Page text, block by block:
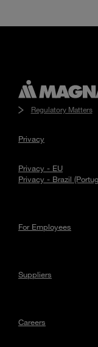
Regulatory Matters
Privacy
Privacy - EU
Privacy - Brazil
For Employees
Suppliers
Careers